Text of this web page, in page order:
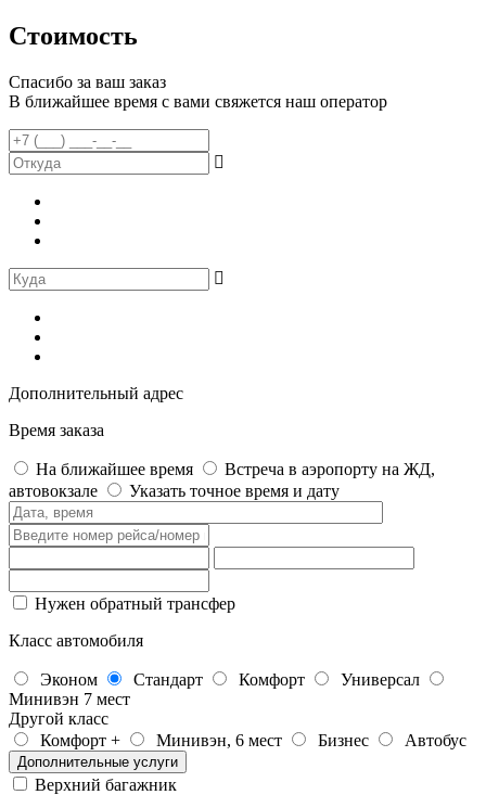
Стоимость
Спасибо за ваш заказ
В ближайшее время с вами свяжется наш оператор
Дополнительный адрес
Время заказа
На ближайшее время
Встреча в аэропорту на ЖД,
автовокзале
Указать точное время и дату
Нужен обратный трансфер
Класс автомобиля
Эконом Стандарт Комфорт
Универсал
Минивэн 7 мест
Другой класс
Комфорт +
Минивэн, 6 мест Бизнес Автобус
Дополнительные услуги
Верхний багажник